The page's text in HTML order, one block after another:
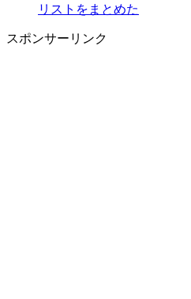
リストをまとめた
スポンサーリンク